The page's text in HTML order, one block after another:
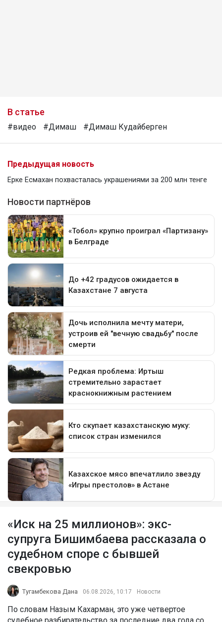
В статье
#видео #Димаш #Димаш Кудайберген
Предыдущая новость
Ерке Есмахан похвасталась украшениями за 200 млн тенге
«Иск на 25 миллионов»: экс-
супруга Бишимбаева рассказала о
судебном споре с бывшей
свекровью
Тугамбекова Дана 06.08.2026, 10:17 Новости
По словам Назым Кахарман, это уже четвертое
судебное разбирательство за последние два года со